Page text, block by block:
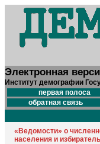
Электронная
Институт демографии
первая полоса
обратная связь
«Ведомости» о
населения и